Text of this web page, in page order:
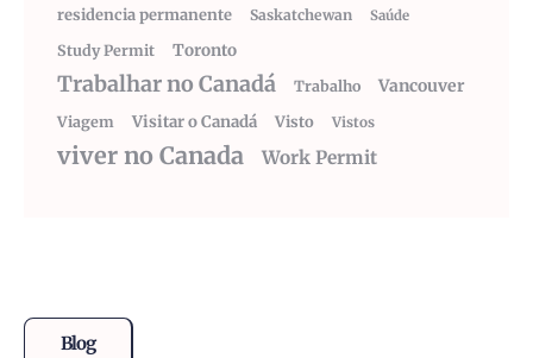
residencia permanente
Saskatchewan Saúde
Study Permit Toronto
Trabalhar no Canadá Trabalho Vancouver
Viagem Visitar o Canadá Visto Vistos
viver no Canada Work Permit
Blog